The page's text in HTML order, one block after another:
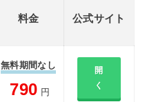
料金 公式サイト
無料期間なし
790 円
開
く